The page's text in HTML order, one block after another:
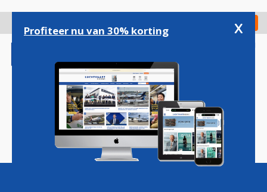
gaan
Check in
Magazine Podcasts Vacatures
Profiteer nu van 30% korting x